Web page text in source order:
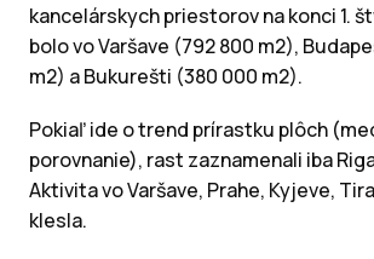
kancelárskych priestorov na konci 1.
bolo vo Varšave (792 800 m2),
m2) a Bukurešti (380 000 m2).
Pokiaľ ide o trend prírastku plôch
porovnanie), rast zaznamenali iba
Aktivita vo Varšave, Prahe, Kyjeve,
klesla.